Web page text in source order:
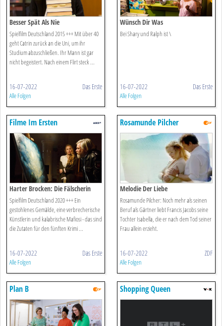
Besser Spät Als Nie
Spielfilm Deutschland 2015 +++ Mit über 40
geht Catrin zurück an die Uni, um ihr
Studium abzuschließen. Ihr Mann ist gar
nicht begeistert. Nach einem Flirt steck ...
16-07-2022 Das Erste
Alle Folgen
Wünsch Dir Was
Bei Shary und Ralph ist \
16-07-2022 Das Erste
Alle Folgen
Filme Im Ersten
Harter Brocken: Die Fälscherin
Spielfilm Deutschland 2020 +++ Ein
gestohlenes Gemälde, eine verbrecherische
Künstlerin und kalabrische Mafiosi - das sind
die Zutaten für den fünften Krimi ...
16-07-2022 Das Erste
Alle Folgen
Rosamunde Pilcher
Melodie Der Liebe
Rosamunde Pilcher: Noch mehr als seinen
Beruf als Gärtner liebt Francis Jacobs seine
Tochter Isabella, die er nach dem Tod seiner
Frau allein erzieht.
16-07-2022 ZDF
Alle Folgen
Plan B Shopping Queen